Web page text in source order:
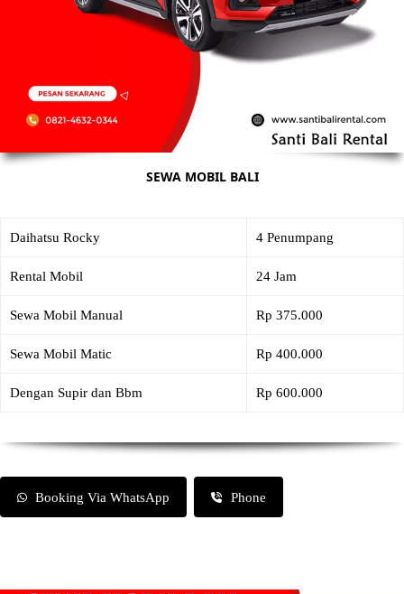
SEWA MOBIL BALI
Daihatsu Rocky 4 Penumpang
Rental Mobil 24 Jam
Sewa Mobil Manual Rp 375.000
Sewa Mobil Matic Rp 400.000
Dengan Supir dan Bbm Rp 600.000
Booking Via WhatsApp Phone